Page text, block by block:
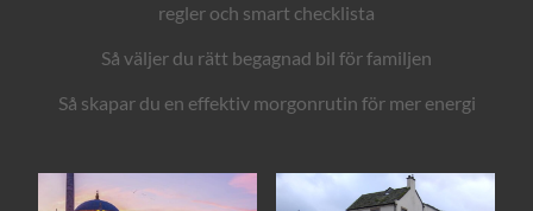
regler och smart checklista
Så väljer du rätt begagnad bil för familjen
Så skapar du en effektiv morgonrutin för mer energi